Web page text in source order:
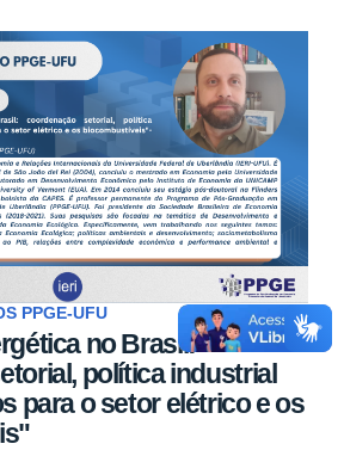
PPGE-UFU
no Brasil:
política industrial
para o setor elétrico e os